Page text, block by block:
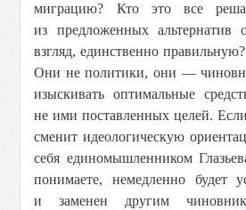
миграцию? Кто это все
из предложенных
взгляд, единственно
Они не политики, они —
изыскивать оптимальные
не ими поставленных целей.
сменит идеологическую
себя единомышленником
понимаете, немедленно будет
и заменен другим